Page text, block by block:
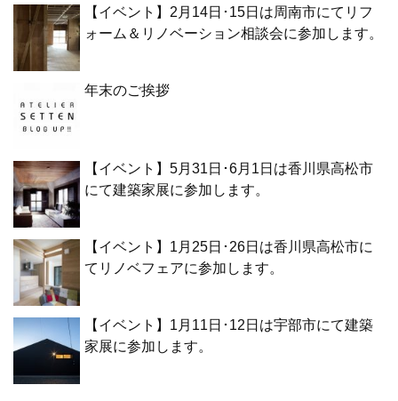
【イベント】2月14日･15日は周南市にてリフ
ォーム＆リノベーション相談会に参加します。
年末のご挨拶
【イベント】5月31日･6月1日は香川県高松市
にて建築家展に参加します。
【イベント】1月25日･26日は香川県高松市に
てリノベフェアに参加します。
【イベント】1月11日･12日は宇部市にて建築
家展に参加します。